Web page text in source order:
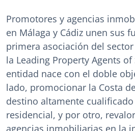
Promotores y agencias
en Málaga y Cádiz unen sus
primera asociación del
la Leading Property Agents of
entidad nace con el doble
lado, promocionar la Costa
destino altamente
residencial, y por otro,
agencias inmobiliarias en la